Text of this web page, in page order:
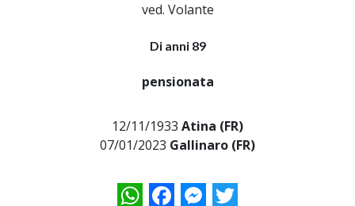
ved. Volante
Di anni 89
pensionata
12/11/1933 Atina (FR)
07/01/2023 Gallinaro (FR)
WhatsAppFacebookMessenger
Twitter